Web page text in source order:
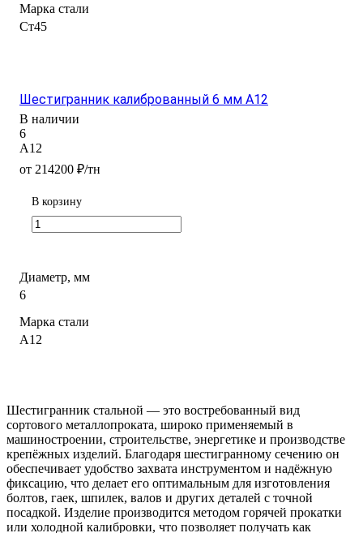
Марка стали
Ст45
Шестигранник калиброванный 6 мм А12
В наличии
6
А12
от 214200 ₽/тн
В корзину
Диаметр, мм
6
Марка стали
А12
Шестигранник стальной — это востребованный вид
сортового металлопроката, широко применяемый в
машиностроении, строительстве, энергетике и производстве
крепёжных изделий. Благодаря шестигранному сечению он
обеспечивает удобство захвата инструментом и надёжную
фиксацию, что делает его оптимальным для изготовления
болтов, гаек, шпилек, валов и других деталей с точной
посадкой. Изделие производится методом горячей прокатки
или холодной калибровки, что позволяет получать как